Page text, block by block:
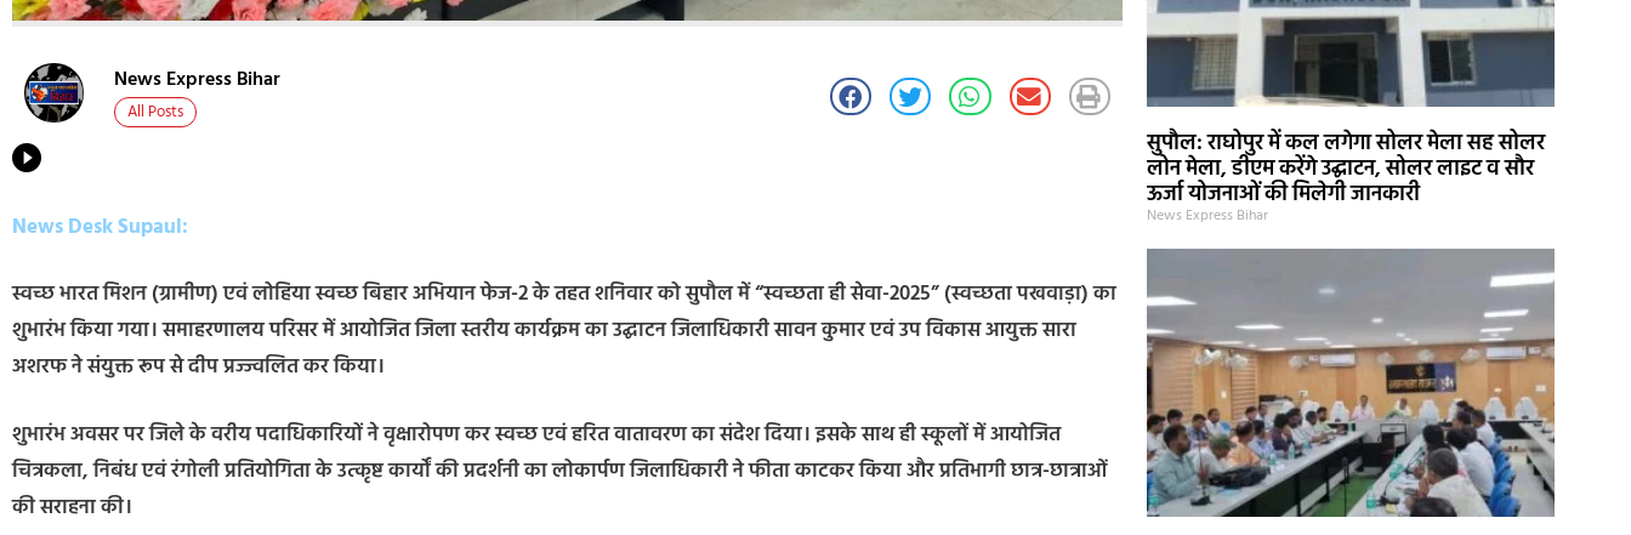
News Express Bihar
All Posts
News Desk Supaul:
स्वच्छ भारत मिशन (ग्रामीण) एवं लोहिया स्वच्छ बिहार अभियान फेज-2 के तहत शनिवार को सुपौल में “स्वच्छता ही सेवा-2025” (स्वच्छता पखवाड़ा) का
शुभारंभ किया गया। समाहरणालय परिसर में आयोजित जिला स्तरीय कार्यक्रम का उद्घाटन जिलाधिकारी सावन कुमार एवं उप विकास आयुक्त सारा
अशरफ ने संयुक्त रूप से दीप प्रज्ज्वलित कर किया।
शुभारंभ अवसर पर जिले के वरीय पदाधिकारियों ने वृक्षारोपण कर स्वच्छ एवं हरित वातावरण का संदेश दिया। इसके साथ ही स्कूलों में आयोजित
चित्रकला, निबंध एवं रंगोली प्रतियोगिता के उत्कृष्ट कार्यों की प्रदर्शनी का लोकार्पण जिलाधिकारी ने फीता काटकर किया और प्रतिभागी छात्र-छात्राओं
की सराहना की।
सुपौल: राघोपुर में कल लगेगा सोलर मेला सह सोलर
लोन मेला, डीएम करेंगे उद्घाटन, सोलर लाइट व सौर
ऊर्जा योजनाओं की मिलेगी जानकारी
News Express Bihar